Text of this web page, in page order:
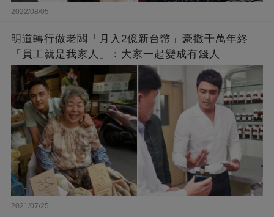
2022/08/05
明道轉行做老闆「月入2億新台幣」豪撒千萬年終
「員工就是我家人」：大家一起變成有錢人
2021/07/25